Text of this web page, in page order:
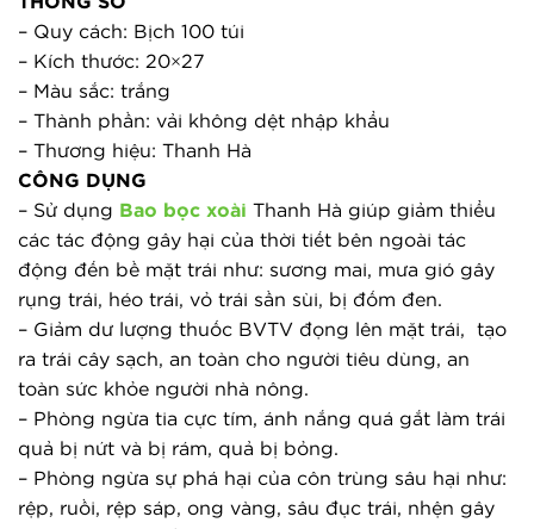
– Quy cách: Bịch 100 túi
– Kích thước: 20×27
– Màu sắc: trắng
– Thành phần: vải không dệt nhập khẩu
– Thương hiệu: Thanh Hà
CÔNG DỤNG
– Sử dụng Bao bọc xoài Thanh Hà giúp giảm thiểu
các tác động gây hại của thời tiết bên ngoài tác
động đến bề mặt trái như: sương mai, mưa gió gây
rụng trái, héo trái, vỏ trái sần sùi, bị đốm đen.
– Giảm dư lượng thuốc BVTV đọng lên mặt trái,  tạo
ra trái cây sạch, an toàn cho người tiêu dùng, an
toàn sức khỏe người nhà nông.
– Phòng ngừa tia cực tím, ánh nắng quá gắt làm trái
quả bị nứt và bị rám, quả bị bỏng.
– Phòng ngừa sự phá hại của côn trùng sâu hại như:
rệp, ruồi, rệp sáp, ong vàng, sâu đục trái, nhện gây